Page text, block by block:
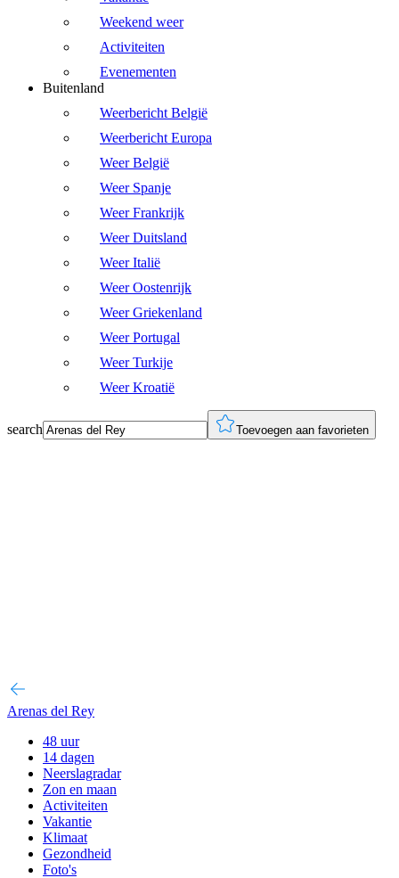
Weekend weer
Activiteiten
Evenementen
Buitenland
Weerbericht België
Weerbericht Europa
Weer België
Weer Spanje
Weer Frankrijk
Weer Duitsland
Weer Italië
Weer Oostenrijk
Weer Griekenland
Weer Portugal
Weer Turkije
Weer Kroatië
search Toevoegen aan favorieten
Arenas del Rey
48 uur
14 dagen
Neerslagradar
Zon en maan
Activiteiten
Vakantie
Klimaat
Gezondheid
Foto's